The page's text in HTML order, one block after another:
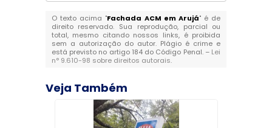
O texto acima "Fachada ACM em Arujá" é de
direito reservado. Sua reprodução, parcial ou
total, mesmo citando nossos links, é proibida
sem a autorização do autor. Plágio é crime e
está previsto no artigo 184 do Código Penal. – Lei
n° 9.610-98 sobre direitos autorais.
Veja Também